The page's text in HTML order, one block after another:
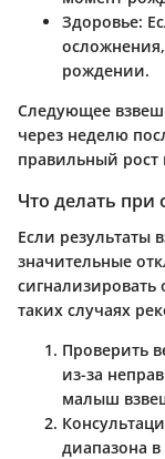
Здоровье:
рождении.
Следующее
через неделю
правильный
Что делать при
Если результаты
значительные
таких случаях
Проверить
из-за
малыш
диапазона